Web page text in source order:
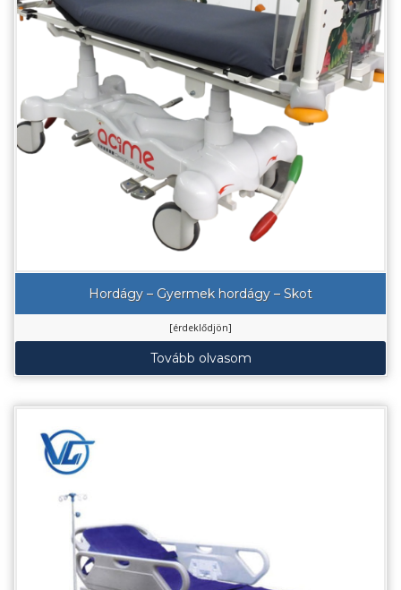
Hordágy – Gyermek hordágy – Skot
[érdeklődjön]
Tovább olvasom